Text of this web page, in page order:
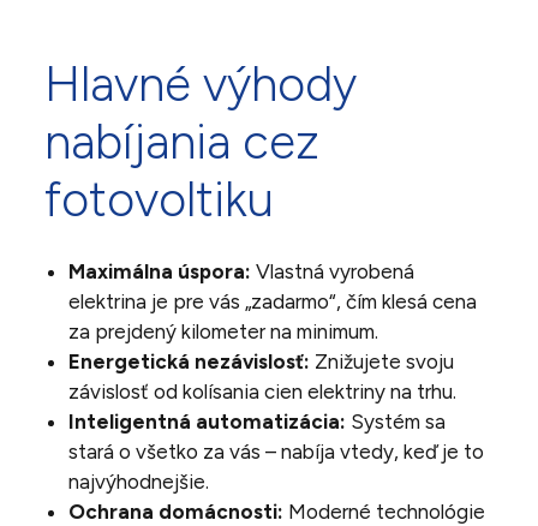
Hlavné výhody
nabíjania cez
fotovoltiku
Maximálna úspora: Vlastná vyrobená
elektrina je pre vás „zadarmo“, čím klesá cena
za prejdený kilometer na minimum.
Energetická nezávislosť: Znižujete svoju
závislosť od kolísania cien elektriny na trhu.
Inteligentná automatizácia: Systém sa
stará o všetko za vás – nabíja vtedy, keď je to
najvýhodnejšie.
Ochrana domácnosti: Moderné technológie